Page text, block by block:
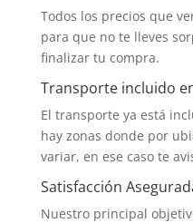
Todos los precios que
para que no te lleves
finalizar tu compra.
Transporte incluido
El transporte ya está
hay zonas donde por
variar, en ese caso te
Satisfacción
Nuestro principal